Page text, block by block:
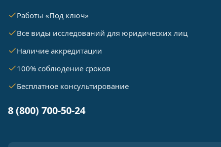
Работы «Под ключ»
Все виды исследований для юридических лиц
Наличие аккредитации
100% соблюдение сроков
Бесплатное консультирование
8 (800) 700-50-24